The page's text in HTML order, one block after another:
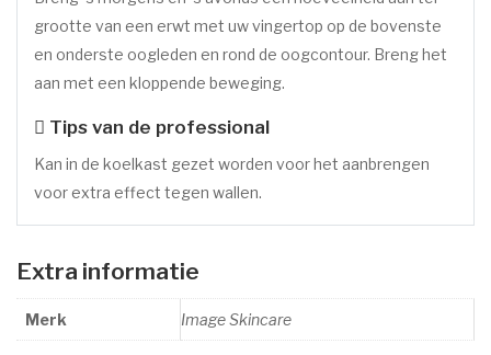
grootte van een erwt met uw vingertop op de bovenste
en onderste oogleden en rond de oogcontour. Breng het
aan met een kloppende beweging.
Tips van de professional
Kan in de koelkast gezet worden voor het aanbrengen
voor extra effect tegen wallen.
Extra informatie
Merk Image Skincare